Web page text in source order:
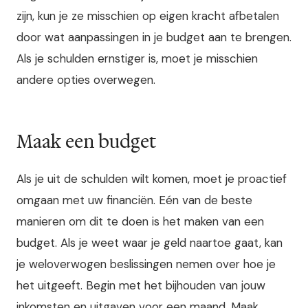
zijn, kun je ze misschien op eigen kracht afbetalen
door wat aanpassingen in je budget aan te brengen.
Als je schulden ernstiger is, moet je misschien
andere opties overwegen.
Maak een budget
Als je uit de schulden wilt komen, moet je proactief
omgaan met uw financiën. Eén van de beste
manieren om dit te doen is het maken van een
budget. Als je weet waar je geld naartoe gaat, kan
je weloverwogen beslissingen nemen over hoe je
het uitgeeft. Begin met het bijhouden van jouw